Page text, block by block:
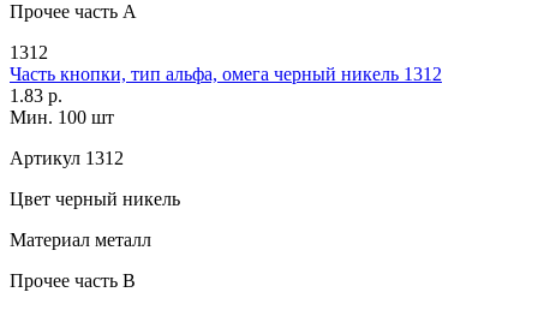
Прочее часть A
1312
Часть кнопки, тип альфа, омега черный никель 1312
1.83 р.
Мин. 100 шт
Артикул 1312
Цвет черный никель
Материал металл
Прочее часть В